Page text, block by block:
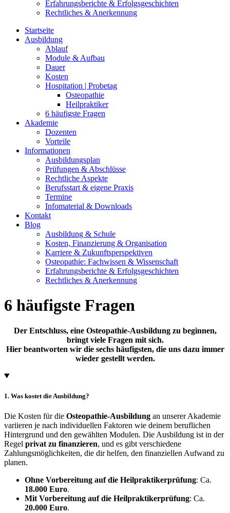
Erfahrungsberichte & Erfolgsgeschichten
Rechtliches & Anerkennung
Startseite
Ausbildung
Ablauf
Module & Aufbau
Dauer
Kosten
Hospitation | Probetag
Osteopathie
Heilpraktiker
6 häufigste Fragen
Akademie
Dozenten
Vorteile
Informationen
Ausbildungsplan
Prüfungen & Abschlüsse
Rechtliche Aspekte
Berufsstart & eigene Praxis
Termine
Infomaterial & Downloads
Kontakt
Blog
Ausbildung & Schule
Kosten, Finanzierung & Organisation
Karriere & Zukunftsperspektiven
Osteopathie: Fachwissen & Wissenschaft
Erfahrungsberichte & Erfolgsgeschichten
Rechtliches & Anerkennung
6 häufigste Fragen
Der Entschluss, eine Osteopathie-Ausbildung zu beginnen,
bringt viele Fragen mit sich.
Hier beantworten wir die sechs häufigsten, die uns dazu immer
wieder gestellt werden.
1. Was kostet die Ausbildung?
Die Kosten für die Osteopathie-Ausbildung an unserer Akademie
variieren je nach individuellen Faktoren wie deinem beruflichen
Hintergrund und den gewählten Modulen. Die Ausbildung ist in der
Regel privat zu finanzieren, und es gibt verschiedene
Zahlungsmöglichkeiten, die dir helfen, den finanziellen Aufwand zu
planen.
Ohne Vorbereitung auf die Heilpraktikerprüfung: Ca.
18.000 Euro.
Mit Vorbereitung auf die Heilpraktikerprüfung: Ca.
20.000 Euro.